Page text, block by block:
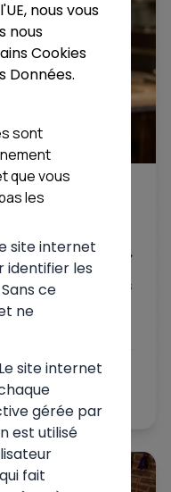
bonne
: les signes qui
: les critères
pizzeria de votre
nous vous
nous
Cookies
Données.
sont
que vous
les
site internet
identifier les
ce
ne
site internet
gérée par
est utilisé
fait